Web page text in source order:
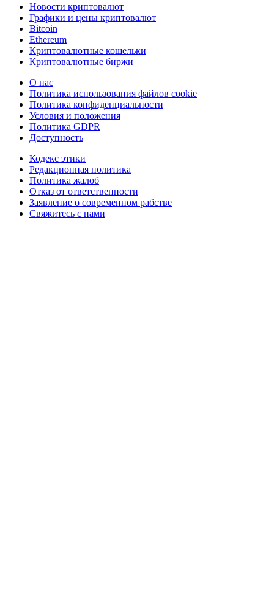
Новости криптовалют
Графики и цены криптовалют
Bitcoin
Ethereum
Криптовалютные кошельки
Криптовалютные биржи
О нас
Политика использования файлов cookie
Политика конфиденциальности
Условия и положения
Политика GDPR
Доступность
Кодекс этики
Редакционная политика
Политика жалоб
Отказ от ответственности
Заявление о современном рабстве
Свяжитесь с нами